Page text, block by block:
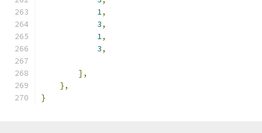
1,
3,
1,
3,
],
},
}